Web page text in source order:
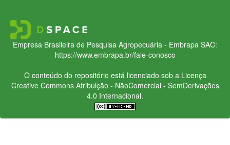
Empresa Brasileira de Pesquisa Agropecuária - Embrapa SAC:
https://www.embrapa.br/fale-conosco
O conteúdo do repositório está licenciado sob a Licença
Creative CommonsAtribuição - NãoComercial - SemDerivações
4.0 Internacional.